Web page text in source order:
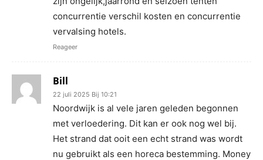
concurrentie verschil kosten en concurrentie
vervalsing hotels.
Reageer
Bill
22 juli 2025 Bij 10:21
Noordwijk is al vele jaren geleden begonnen
met verloedering. Dit kan er ook nog wel bij.
Het strand dat ooit een echt strand was wordt
nu gebruikt als een horeca bestemming. Money